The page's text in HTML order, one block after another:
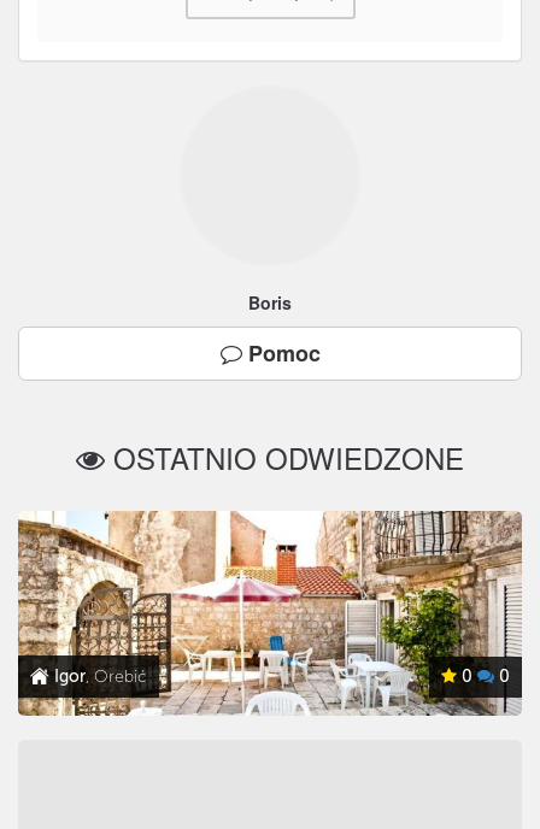
Boris
Pomoc
OSTATNIO ODWIEDZONE
Igor, Orebić 0 0